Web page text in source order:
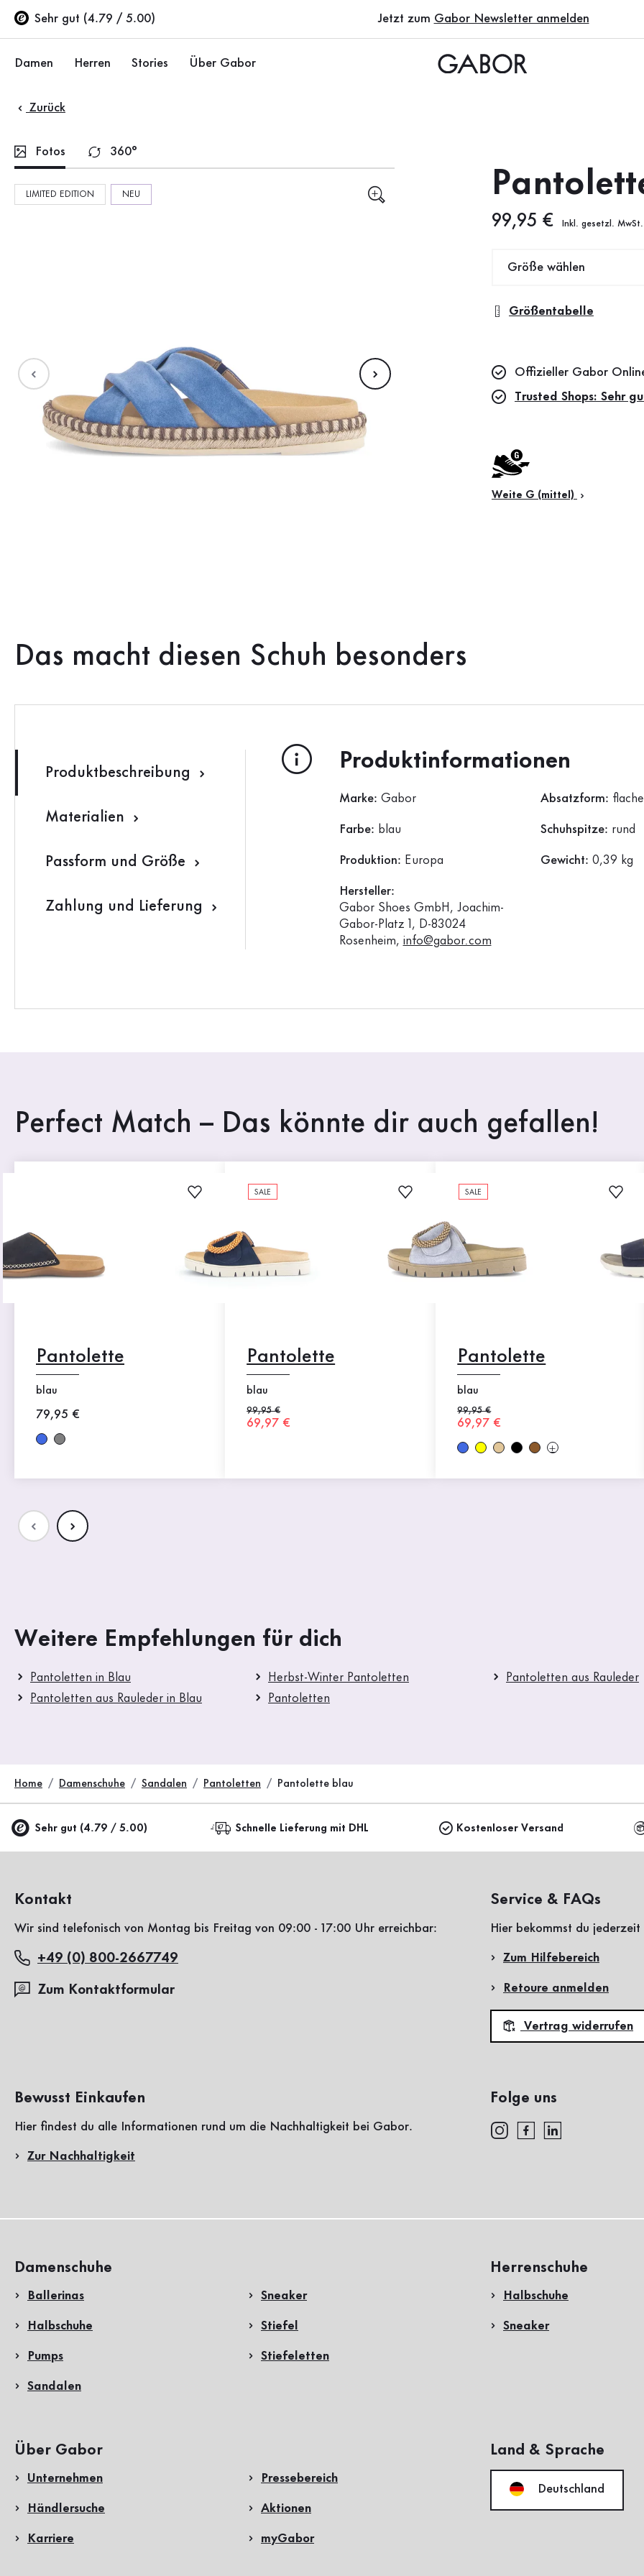
Zum Hauptinhalt
Zum Inhaltsverzeichnis
Zur Hauptnavigation
Sehr gut (4.79 / 5.00)
Jetzt zum Gabor Newsletter anmelden
Damen
Schuhe
Ballerinas
Sale %
Accessoires
Taschen
Herren
Sneaker
Stories Über Gabor
Zurück
Fotos 360°
LIMITED EDITION NEU
Neuer Preis
99,95 € Inkl. gesetzl. MwSt.
Größe wählen
Größentabelle
Offizieller Gabor
Trusted Shops: Sehr
Weite G (mittel)
Das macht diesen Schuh besonders
Produktbeschreibung
Materialien
Passform und Größe
Zahlung und Lieferung
Produktinformationen
Marke: Gabor Absatzform:
Farbe: blau Schuhspitze: rund
Produktion: Europa Gewicht: 0,39 kg
Hersteller:
Gabor Shoes GmbH, Joachim-
Gabor-Platz 1, D-83024
Rosenheim, info@gabor.com
Perfect Match – Das könnte dir auch gefallen!
Pantolette
blau
Neuer Preis
79,95 €
SALE
Pantolette
blau
Alter Preis
99,95 €
Neuer Preis
69,97 €
SALE
Pantolette
blau
Alter Preis
99,95 €
Neuer Preis
69,97 €
Weitere Empfehlungen für dich
Pantoletten in Blau Herbst-Winter Pantoletten
Pantoletten aus Rauleder
Pantoletten aus Rauleder in Blau
Pantoletten
Home Damenschuhe Sandalen Pantoletten Pantolette blau
Sehr gut (4.79 / 5.00) Schnelle Lieferung mit DHL Kostenloser Versand
Kontakt
Wir sind telefonisch von Montag bis Freitag von 09:00 - 17:00 Uhr erreichbar:
+49 (0) 800-2667749
Zum Kontaktformular
Service & FAQs
Hier bekommst du
Zum Hilfebereich
Retoure anmelden
Vertrag widerrufen
Bewusst Einkaufen
Hier findest du alle Informationen rund um die Nachhaltigkeit bei Gabor.
Zur Nachhaltigkeit
Folge uns
Damenschuhe
Ballerinas
Halbschuhe
Pumps
Sandalen
Sneaker
Stiefel
Stiefeletten
Herrenschuhe
Halbschuhe
Sneaker
Über Gabor
Unternehmen
Händlersuche
Karriere
Pressebereich
Aktionen
myGabor
Land & Sprache
Deutschland